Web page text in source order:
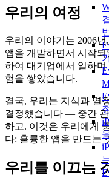
우리의 여정
우리의 이야기는 2006
앱을 개발하면서 시작
하여 대기업에서 일하
험을 쌓았습니다.
결국, 우리는 지식과 열
결정했습니다 — 중간
하고. 이것은 우리에게
다: 훌륭한 앱을 만드는
우리를 이끄는